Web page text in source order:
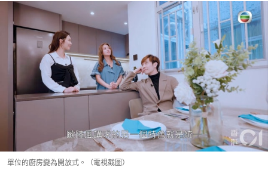
單位的廚房變為開放式。（電視截圖）